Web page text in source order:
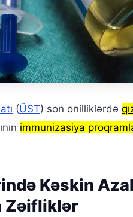
(ÜST) son onilliklərdə
immunizasiya
Kəskin
Zəifliklər